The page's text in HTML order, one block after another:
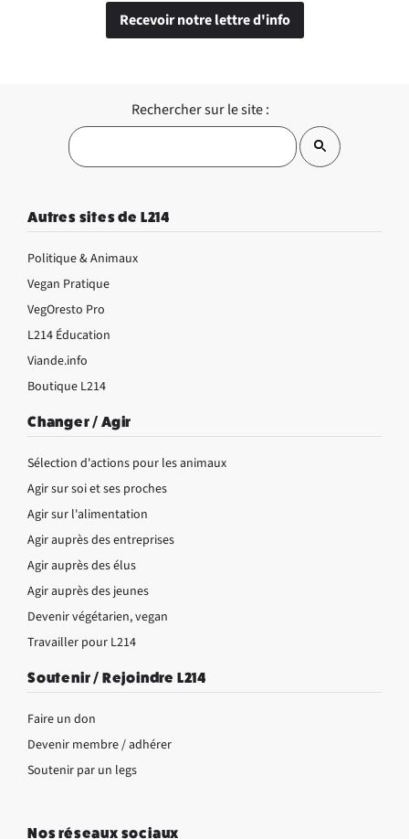
Recevoir notre lettre d'info
Rechercher sur le site :
Autres sites de L214
Politique & Animaux
Vegan Pratique
VegOresto Pro
L214 Éducation
Viande.info
Boutique L214
Changer / Agir
Sélection d'actions pour les animaux
Agir sur soi et ses proches
Agir sur l'alimentation
Agir auprès des entreprises
Agir auprès des élus
Agir auprès des jeunes
Devenir végétarien, vegan
Travailler pour L214
Soutenir / Rejoindre L214
Faire un don
Devenir membre / adhérer
Soutenir par un legs
Nos réseaux sociaux